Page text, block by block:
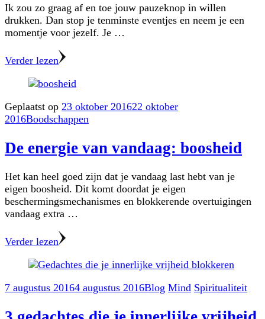
Ik zou zo graag af en toe jouw pauzeknop in willen
drukken. Dan stop je tenminste eventjes en neem je een
momentje voor jezelf. Je …
Verder lezen
Geplaatst op 23 oktober 201622 oktober
2016Boodschappen
De energie van vandaag: boosheid
Het kan heel goed zijn dat je vandaag last hebt van je
eigen boosheid. Dit komt doordat je eigen
beschermingsmechanismes en blokkerende overtuigingen
vandaag extra …
Verder lezen
7 augustus 20164 augustus 2016Blog Mind Spiritualiteit